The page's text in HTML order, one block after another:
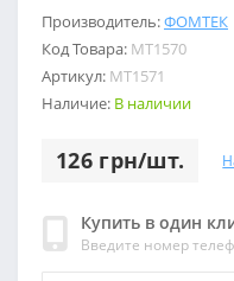
Производитель:ФОМТЕК
Код Товара: МТ1570
Артикул: МТ1571
Наличие: В наличии
126 грн/шт.
Купить в один
Введите номер